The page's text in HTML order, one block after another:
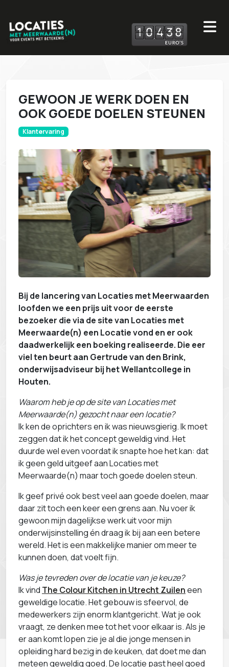
10 438
GEWOON JE WERK DOEN EN
OOK GOEDE DOELEN STEUNEN
Klantervaring
Bij de lancering van Locaties met Meerwaarden
loofden we een prijs uit voor de eerste
bezoeker die via de site van Locaties met
Meerwaarde(n) een Locatie vond en er ook
daadwerkelijk een boeking realiseerde. Die eer
viel ten beurt aan Gertrude van den Brink,
onderwijsadviseur bij het Wellantcollege in
Houten.
Waarom heb je op de site van Locaties met
Meerwaarde(n) gezocht naar een locatie?
Ik ken de oprichters en ik was nieuwsgierig. Ik moet
zeggen dat ik het concept geweldig vind. Het
duurde wel even voordat ik snapte hoe het kan: dat
ik geen geld uitgeef aan Locaties met
Meerwaarde(n) maar toch goede doelen steun.
Ik geef privé ook best veel aan goede doelen, maar
daar zit toch een keer een grens aan. Nu voer ik
gewoon mijn dagelijkse werk uit voor mijn
onderwijsinstelling én draag ik bij aan een betere
wereld. Het is een makkelijke manier om meer te
kunnen doen, dat voelt fijn.
Was je tevreden over de locatie van je keuze?
Ik vind The Colour Kitchen in Utrecht Zuileneen
geweldige locatie. Het gebouw is sfeervol, de
medewerkers zijn enorm klantgericht. Wat je ook
vraagt, ze denken mee tot het voor elkaar is. Als je
er aan komt lopen zie je al die jonge mensen in
opleiding hard bezig in de keuken, dat doet me dan
meteen geweldig goed. De locatie past heel goed